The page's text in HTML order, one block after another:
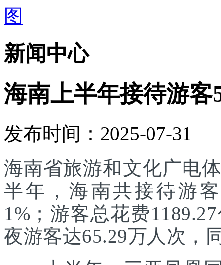
新闻中心
海南上半年接待游客
发布时间：2025-07-31
海南省旅游和文化广电
半年，海南共接待游
1%；游客总花费
夜游客达65.29万人次，